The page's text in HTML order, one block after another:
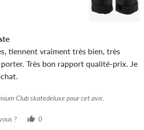
tiennent vraiment très bien, très
Très bon rapport qualité-prix. Je
Club skatedeluxe pour cet avis.
? 0